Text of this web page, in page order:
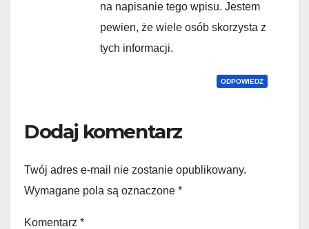
na napisanie tego wpisu. Jestem
pewien, że wiele osób skorzysta z
tych informacji.
ODPOWIEDZ
Dodaj komentarz
Twój adres e-mail nie zostanie opublikowany.
Wymagane pola są oznaczone *
Komentarz *